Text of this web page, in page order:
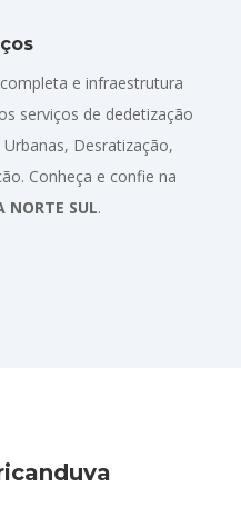
e infraestrutura
serviços de dedetização
Desratização,
Conheça e confie na
NORTE SUL.